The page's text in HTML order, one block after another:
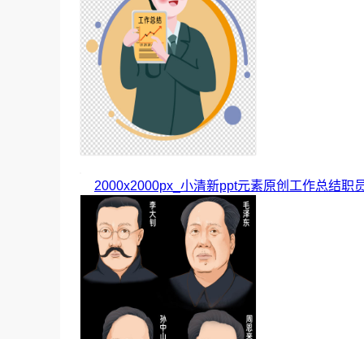
2000x2000px_小清新ppt元素原创工作总结职